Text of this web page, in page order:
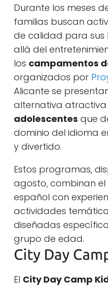
Durante los meses
familias buscan
de calidad para sus
allá del
los campamentos
organizados por
Alicante se
alternativa
adolescentes que
dominio del idioma
y divertido.
Estos programas,
agosto, combinan
español con
actividades
diseñadas
grupo de edad.
City Day
El City Day Camp